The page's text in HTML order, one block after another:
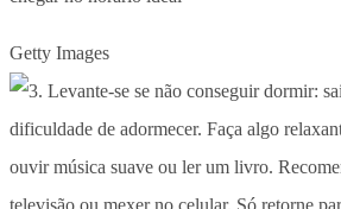
Getty Images